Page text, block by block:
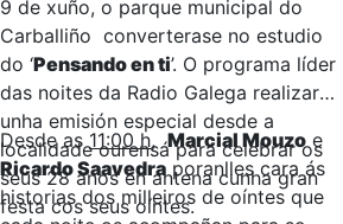
9 de xuño, o parque municipal do
Carballiño converterase no estudio
do ‘Pensando en ti’. O programa líder
das noites da Radio Galega realizará
unha emisión especial desde a
localidade ourensá para celebrar os
seus 28 anos en antena cunha gran
festa cos seus oíntes.
Desde as11:00 h,Marcial Mouzoe
Ricardo Saavedraporanlles cara ás
historias dos milleiros de oíntes que